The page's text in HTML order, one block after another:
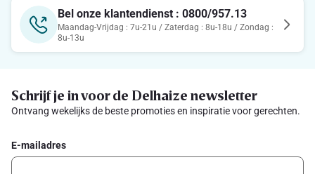
Bel onze klantendienst : 0800/957.13
Maandag-Vrijdag : 7u-21u / Zaterdag : 8u-18u / Zondag :
8u-13u
Schrijf je in voor de Delhaize newsletter
Ontvang wekelijks de beste promoties en inspiratie voor gerechten.
E-mailadres